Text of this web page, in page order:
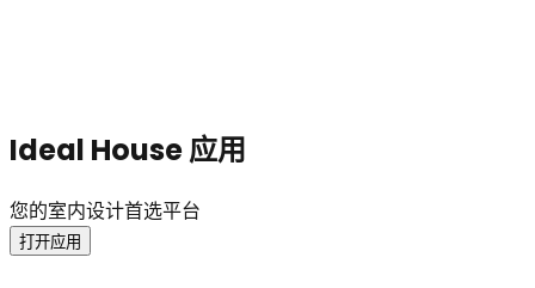
Ideal House 应用
您的室内设计首选平台
打开应用